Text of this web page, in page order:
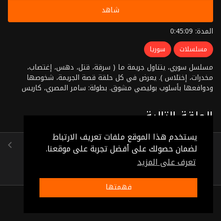
يستخدم هذا الموقع ملفات تعريف الارتباط
لضمان حصولك على أفضل تجربة على موقعنا.
تعرف على المزيد
فهمتها
شاهد
المدة: 0:45:09
مسلسلات سوريا
مسلسل سوري، يتناول جريمة ما ( سرقة، قتل، دهس، إغتصاب،
مخدرات، إختلاس ). يعرض في كل حلقة قصة الجريمة، شخوصها
ودوافعها بأسلوب بوليصي مشوق. بطولة: سامر المصري، كاريس
الحلقة التالية
الثعبان
(0:48:54)